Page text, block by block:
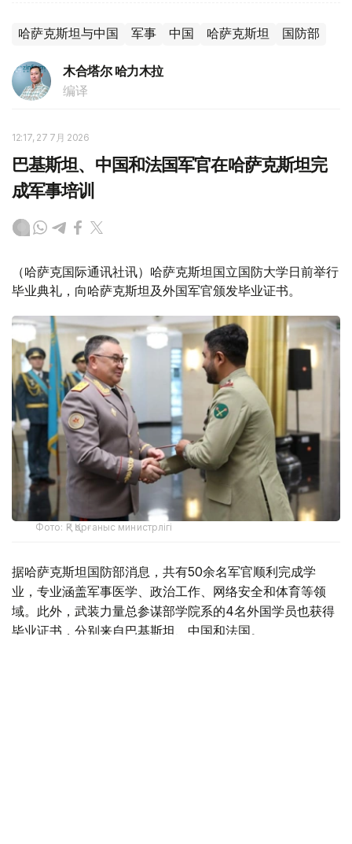
哈萨克斯坦与中国 军事 中国 哈萨克斯坦 国防部
木合塔尔 哈力木拉
编译
12:17, 27 7月 2026
巴基斯坦、中国和法国军官在哈萨克斯坦完
成军事培训
（哈萨克国际通讯社讯）哈萨克斯坦国立国防大学日前举行
毕业典礼，向哈萨克斯坦及外国军官颁发毕业证书。
Фото: ҚР Қорғаныс министрлігі
据哈萨克斯坦国防部消息，共有50余名军官顺利完成学
业，专业涵盖军事医学、政治工作、网络安全和体育等领
域。此外，武装力量总参谋部学院系的4名外国学员也获得
毕业证书，分别来自巴基斯坦、中国和法国。